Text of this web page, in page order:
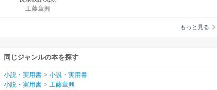
工藤章興
もっと見る
同じジャンルの本を探す
小説・実用書 > 小説・実用書
小説・実用書 > 工藤章興